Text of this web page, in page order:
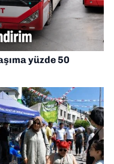
yüzde 50